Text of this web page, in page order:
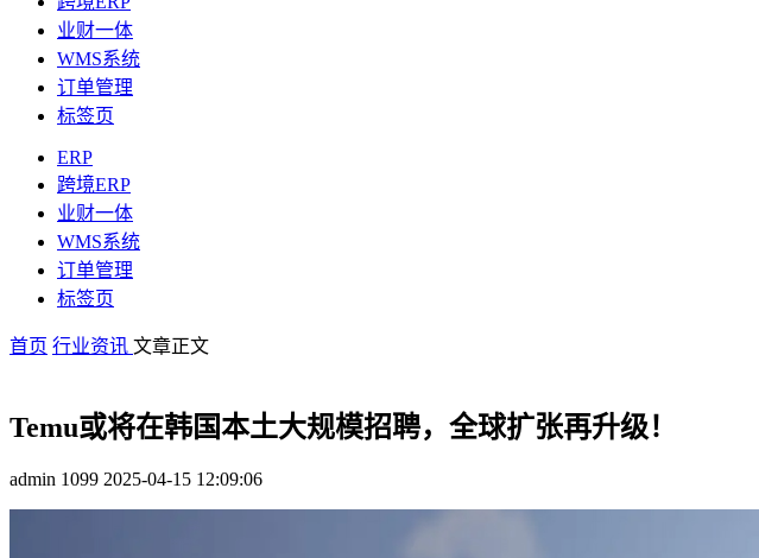
业财一体
WMS系统
订单管理
标签页
ERP
跨境ERP
业财一体
WMS系统
订单管理
标签页
首页 行业资讯 文章正文
Temu或将在韩国本土大规模招聘，全球扩张再升级！
admin 1099 2025-04-15 12:09:06